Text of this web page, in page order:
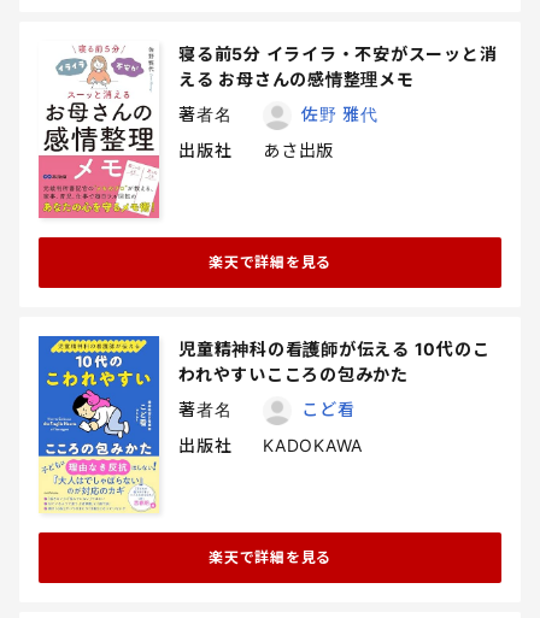
寝る前5分 イライラ・不安がスーッと消
える お母さんの感情整理メモ
著者名
佐野 雅代
出版社
あさ出版
楽天で詳細を見る
児童精神科の看護師が伝える 10代のこ
われやすいこころの包みかた
著者名
こど看
出版社
KADOKAWA
楽天で詳細を見る